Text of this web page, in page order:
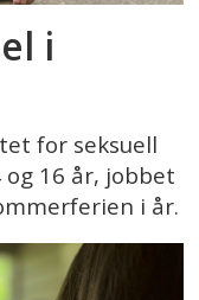
i
for seksuell
16 år, jobbet
i år.